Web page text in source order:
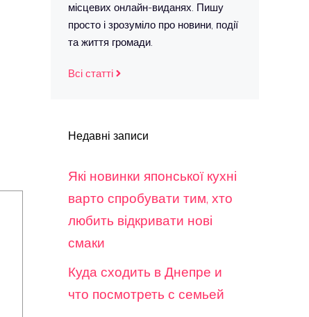
місцевих онлайн-виданях. Пишу
просто і зрозуміло про новини, події
та життя громади.
Всі статті
Недавні записи
Які новинки японської кухні
варто спробувати тим, хто
любить відкривати нові
смаки
Куда сходить в Днепре и
что посмотреть с семьей